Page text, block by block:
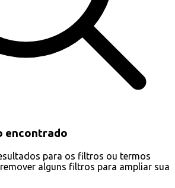
encontrado
para os filtros ou termos
alguns filtros para ampliar sua